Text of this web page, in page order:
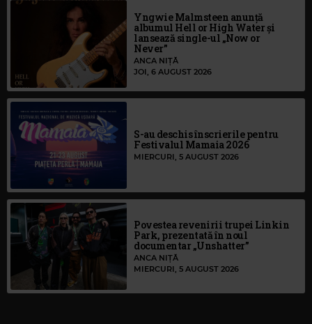
Yngwie Malmsteen anunță
albumul Hell or High Water și
lansează single-ul „Now or
Never”
ANCA NIȚĂ
JOI, 6 AUGUST 2026
S-au deschis înscrierile pentru
Festivalul Mamaia 2026
MIERCURI, 5 AUGUST 2026
Povestea revenirii trupei Linkin
Park, prezentată în noul
documentar „Unshatter”
ANCA NIȚĂ
MIERCURI, 5 AUGUST 2026